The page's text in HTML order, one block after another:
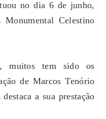
no dia 6 de junho,
Celestino
muitos tem sido os
de Marcos Tenório
a sua prestação